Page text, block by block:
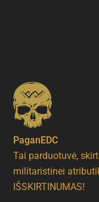
PaganEDC
Tai parduotuvė,
militaristinei
IŠSKIRTINUMAS!